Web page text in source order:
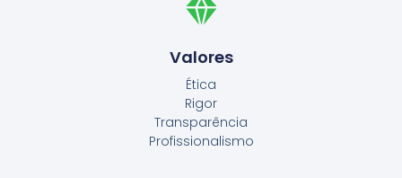
Valores
Ética
Rigor
Transparência
Profissionalismo